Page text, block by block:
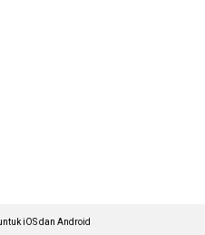
iOS dan Android